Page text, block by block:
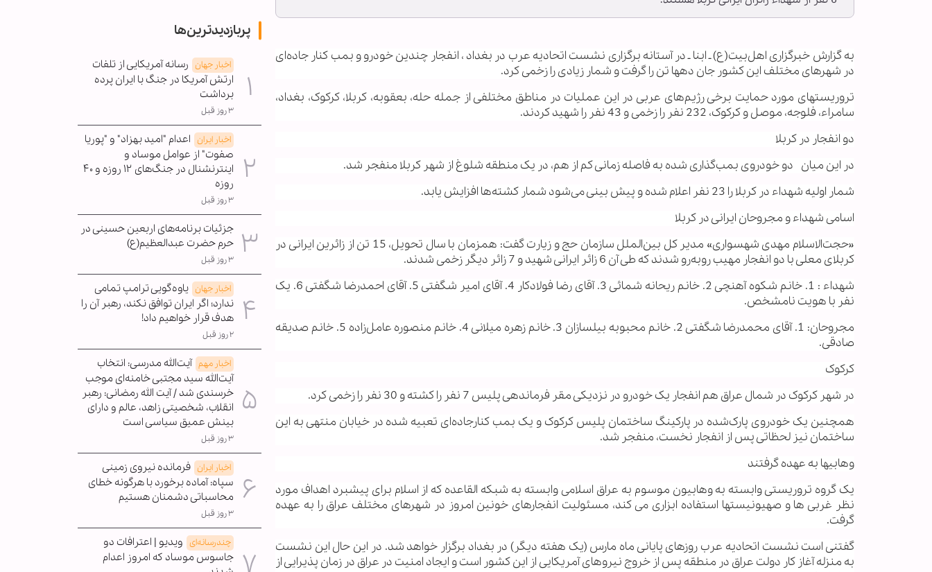
به گزارش خبرگزاری اهل‌بیت(ع) ـ ابنا ـ در ‌آستانه برگزاری نشست اتحادیه عرب در بغداد ، انفجار چندین خودرو و بمب کنار جاده‌ای
در شهر‌های مختلف این کشور جان دهها تن را گرفت و شمار زیادی را زخمی کرد.
تروریستهای مورد حمایت برخی رژیم‌های عربی در این عملیات در مناطق مختلفی از جمله حله، بعقوبه، کربلا، کرکوک، بغداد،
سامراء، فلوجه، موصل و کرکوک، 232 نفر را زخمی و 43 نفر را شهید کردند.
دو انفجار در کربلا
در این میان دو خودروی بمب‌گذاری شده به فاصله زمانی کم از هم، در یک منطقه‌ شلوغ از شهر کربلا منفجر شد.
شمار اولیه شهداء در کربلا را 23 نفر اعلام شده و پیش بینی می‌شود شمار کشته‌ها افزایش یابد.
اسامی شهداء و مجروحان ایرانی در کربلا
«حجت‌الاسلام مهدی شهسواری» مدیر کل بین‌الملل سازمان حج و زیارت گفت: همزمان با سال تحویل، 15 تن از زائرین ایرانی در
کربلای معلی با دو انفجار مهیب روبه‌رو شدند که طی آن 6 زائر ایرانی شهید و 7 زائر دیگر زخمی شدند.
شهداء : 1. خانم شکوه آهنچی 2. خانم ریحانه شمائی 3. آقای رضا فولادکار 4. آقای امیر شگفتی 5. آقای احمدرضا شگفتی 6. یک
نفر با هویت نامشخص.
مجروحان: 1. آقای محمدرضا شگفتی 2. خانم محبوبه بیلسازان 3. خانم زهره میلانی 4. خانم منصوره عامل‌زاده 5. خانم صدیقه
صادقی.
کرکوک
در شهر کرکوک در شمال عراق هم انفجار یک خودرو در نزدیکی مقر فرماندهی پلیس 7 نفر را کشته و 30 نفر را زخمی کرد.
همچنین یک خودروی پارک‌شده در پارکینگ ساختمان پلیس کرکوک و یک بمب کنارجاده‌ای تعبیه شده در خیابان منتهی به این
ساختمان نیز لحظاتی پس از انفجار نخست، منفجر شد.
وهابیها به عهده گرفتند
یک گروه تروریستی وابسته به وهابیون موسوم به عراق اسلامی وابسته به شبکه القاعده که از اسلام برای پیشبرد اهداف مورد
نظر غربی ها و صهیونیستها استفاده ابزاری می کند، مسئولیت انفجارهای خونین امروز در شهرهای مختلف عراق را به عهده
گرفت.
گفتنی است نشست اتحادیه عرب روزهای پایانی ماه مارس (یک هفته دیگر) در بغداد برگزار خواهد شد. در این حال این نشست
به منزله آغاز کار دولت عراق در منطقه پس از خروج نیروهای آمریکایی از این کشور است و ایجاد امنیت در عراق در زمان پذیرایی از
پربازدیدترین‌ها
اخبار جهان رسانه آمریکایی از تلفات
ارتش آمریکا در جنگ با ایران پرده
برداشت
۳ روز قبل
اخبار ایران اعدام "امید بهزاد" و "پوریا
صفوت" از عوامل موساد و
اینترنشنال در جنگ‌های ۱۲ روزه و ۴۰
روزه
۳ روز قبل
جزئیات برنامه‌های اربعین حسینی در
حرم حضرت عبدالعظیم(ع)
۳ روز قبل
اخبار جهان یاوه‌گویی ترامپ تمامی
ندارد؛ اگر ایران توافق نکند، رهبر آن را
هدف قرار خواهیم داد!
۲ روز قبل
اخبار مهم آیت‌الله مدرسی: انتخاب
آیت‌الله سید مجتبی خامنه‌ای موجب
خرسندی شد / آیت الله رمضانی: رهبر
انقلاب، شخصیتی زاهد، عالم و دارای
بینش عمیق سیاسی است
۳ روز قبل
اخبار ایران فرمانده نیروی زمینی
سپاه: آماده برخورد با هرگونه خطای
محاسباتی دشمنان هستیم
۳ روز قبل
چندرسانه‌ای ویدیو | اعترافات دو
جاسوس موساد که امروز اعدام